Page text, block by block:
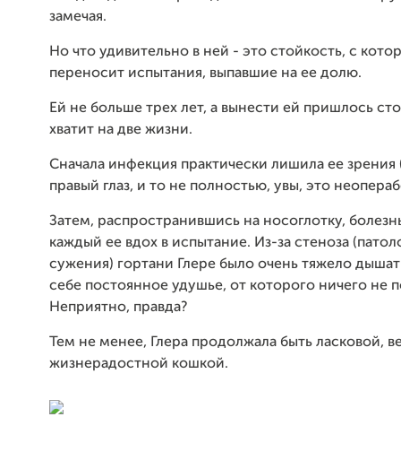
замечая.
Но что удивительно в ней - это стойкость, с
переносит испытания, выпавшие на ее долю.
Ей не больше трех лет, а вынести ей пришлось
хватит на две жизни.
Сначала инфекция практически лишила ее зрения
правый глаз, и то не полностью, увы, это
Затем, распространившись на носоглотку,
каждый ее вдох в испытание. Из-за стеноза
сужения) гортани Глере было очень тяжело
себе постоянное удушье, от которого ничего не
Неприятно, правда?
Тем не менее, Глера продолжала быть ласковой,
жизнерадостной кошкой.